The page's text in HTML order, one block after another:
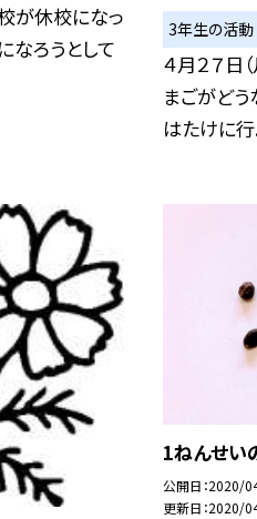
が休校になっ
なろうとして
3年生の活動
４月２７日
まごがどう
はたけに
1ねんせ
公開日 2020/
更新日 2020/